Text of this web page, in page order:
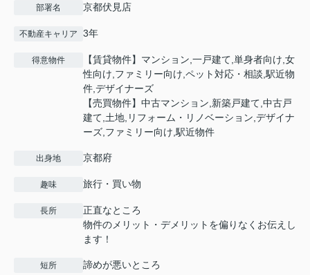
部署名 京都伏見店
不動産キャリア 3年
得意物件
【賃貸物件】マンション,一戸建て,単身者向け,女
性向け,ファミリー向け,ペット対応・相談,駅近物
件,デザイナーズ
【売買物件】中古マンション,新築戸建て,中古戸
建て,土地,リフォーム・リノベーション,デザイナ
ーズ,ファミリー向け,駅近物件
出身地 京都府
趣味 旅行・買い物
長所
正直なところ
物件のメリット・デメリットを偏りなくお伝えし
ます！
短所 諦めが悪いところ